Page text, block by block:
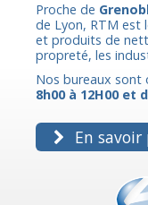
Proche de
de Lyon, RTM est
et produits de
propreté, les
Nos bureaux sont
8h00 à 12H00 et
En savoir